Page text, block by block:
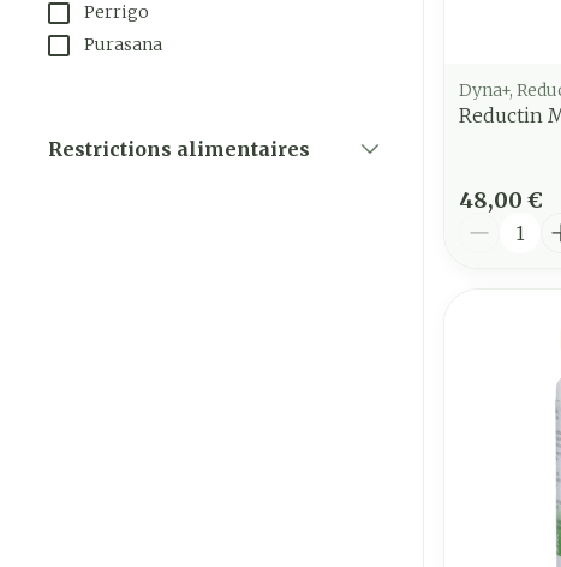
Perrigo
Purasana
Restrictions alimentaires
Dyna+,
Reductin
48,00 €
Quantité